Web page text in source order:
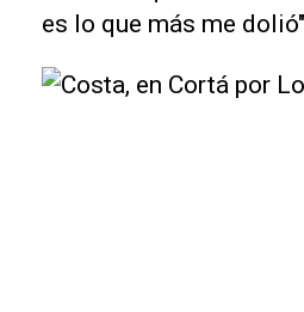
es lo que más me